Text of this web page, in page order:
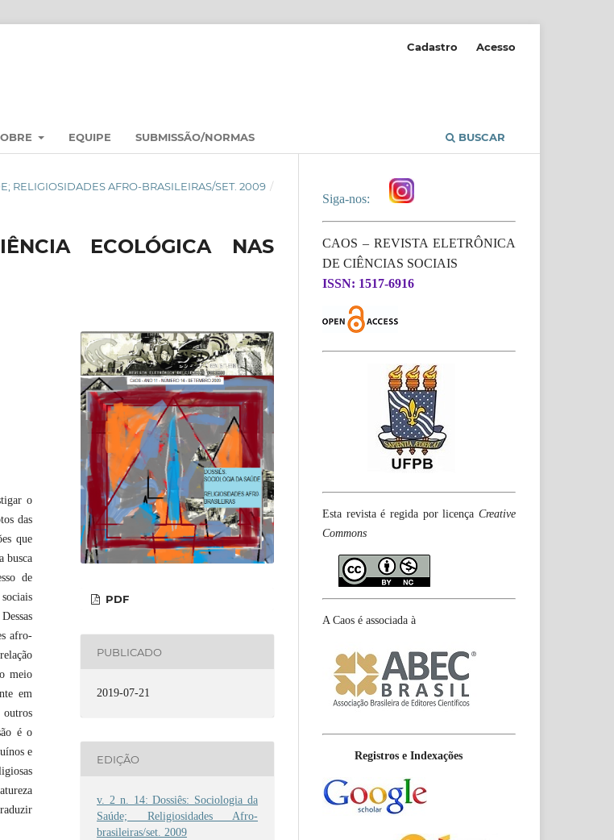
EQUIPE SUBMISSÃO/NORMAS BUSCAR
Cadastro Acesso
RELIGIOSIDADES AFRO-BRASILEIRAS/SET. 2009 /
ECOLÓGICA NAS
o
das
que
busca
de
afro-
meio
em
outros
é o
e
PDF
PUBLICADO
2019-07-21
EDIÇÃO
v. 2 n. 14: Dossiês: Sociologia da
Saúde; Religiosidades Afro-
brasileiras/set. 2009
Siga-nos:
CAOS – REVISTA ELETRÔNICA
DE CIÊNCIAS SOCIAIS
ISSN: 1517-6916
Esta revista é regida por licença Creative
Commons
A Caos é associada à
Registros e Indexações